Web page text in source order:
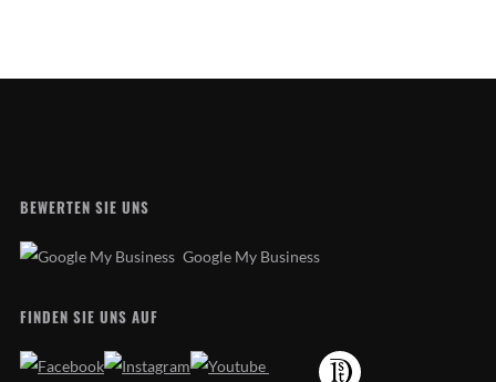
BEWERTEN SIE UNS
Google My Business
FINDEN SIE UNS AUF